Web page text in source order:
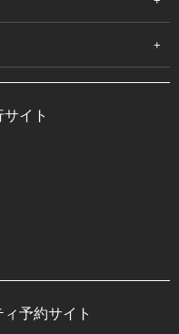
イト
予約サイト